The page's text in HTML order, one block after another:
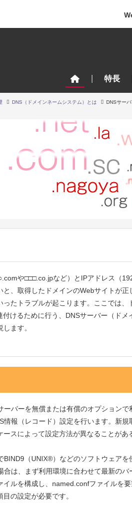
特長
DNS（ドメインネームシステム）とは DNSサー
や□□□.co.jpなど）とIPアドレス（
、取得したドメインのWebサイトが正
たトラブルが起こります。ここでは、
けるために行う、DNSサーバー（ドメ
ます。
ーバーを無償または有償のオプションで
報（レコード）設定を行います。新規
スによって設定方法が異なることがあ
（UNIX®）などのソフトウェアを
は、まず利用環境に合わせて最新のバ
ルを構成し、named.confファイルを
の設定が必要です。